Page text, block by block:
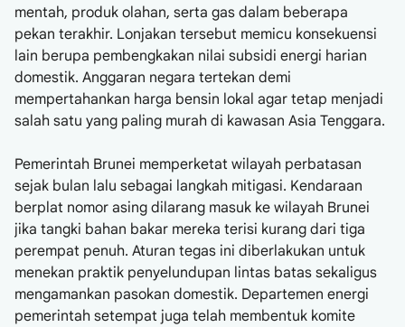
mentah, produk olahan, serta gas dalam beberapa
pekan terakhir. Lonjakan tersebut memicu konsekuensi
lain berupa pembengkakan nilai subsidi energi harian
domestik. Anggaran negara tertekan demi
mempertahankan harga bensin lokal agar tetap menjadi
salah satu yang paling murah di kawasan Asia Tenggara.
Pemerintah Brunei memperketat wilayah perbatasan
sejak bulan lalu sebagai langkah mitigasi. Kendaraan
berplat nomor asing dilarang masuk ke wilayah Brunei
jika tangki bahan bakar mereka terisi kurang dari tiga
perempat penuh. Aturan tegas ini diberlakukan untuk
menekan praktik penyelundupan lintas batas sekaligus
mengamankan pasokan domestik. Departemen energi
pemerintah setempat juga telah membentuk komite